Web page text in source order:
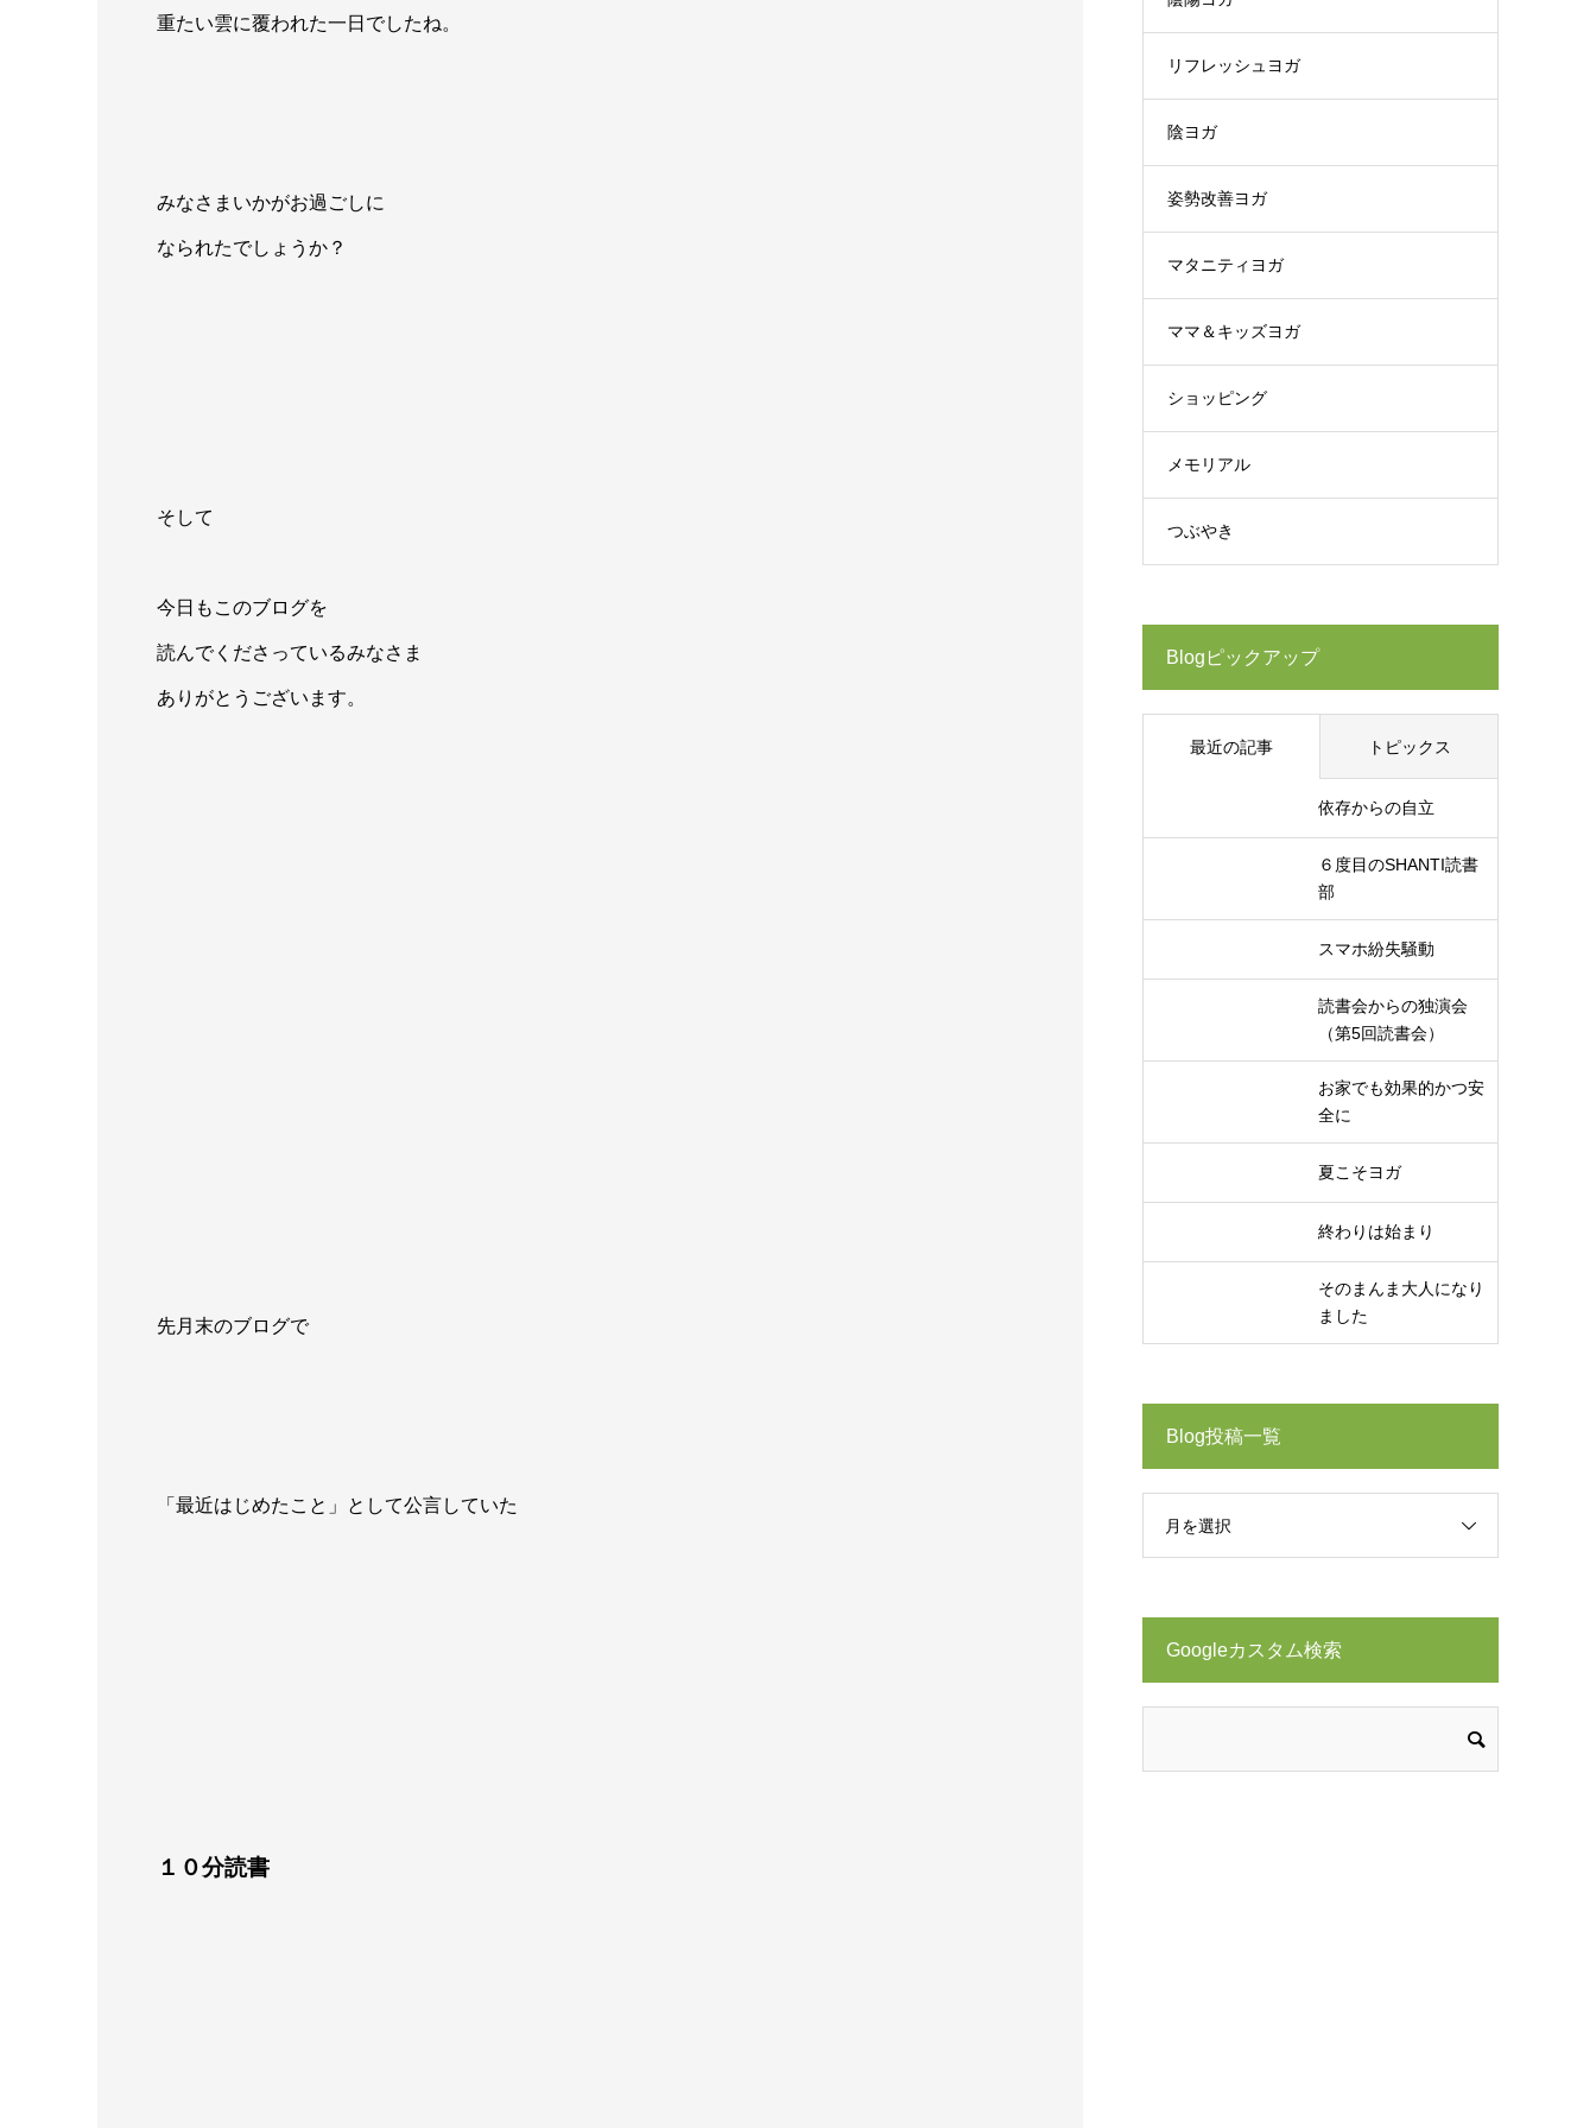
重たい雲に覆われた一日でしたね。
みなさまいかがお過ごしに
なられたでしょうか？
そして
今日もこのブログを
読んでくださっているみなさま
ありがとうございます。
先月末のブログで
「最近はじめたこと」として公言していた
１０分読書
リフレッシュヨガ
陰ヨガ
姿勢改善ヨガ
マタニティヨガ
ママ＆キッズヨガ
ショッピング
メモリアル
つぶやき
Blogピックアップ
最近の記事 トピックス
依存からの自立
６度目のSHANTI読書
部
スマホ紛失騒動
読書会からの独演会
（第5回読書会）
お家でも効果的かつ安
全に
夏こそヨガ
終わりは始まり
そのまんま大人になり
ました
Blog投稿一覧
月を選択
Googleカスタム検索